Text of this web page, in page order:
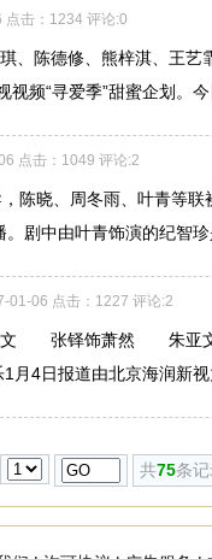
点击：1234 评论:0
陈德修、熊梓淇、王艺
频“寻爱季”甜蜜企划。今
点击：1049 评论:2
陈晓、周冬雨、叶青等联
剧中由叶青饰演的纪智珍
01-06 点击：1227 评论:2
凯文 张铎饰萧然 朱
4日报道由北京海润新视
共75条